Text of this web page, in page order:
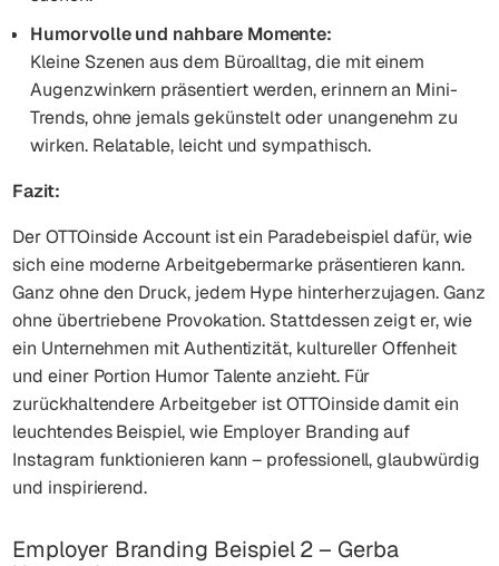
Humorvolle und nahbare Momente:
Kleine Szenen aus dem Büroalltag, die mit einem
Augenzwinkern präsentiert werden, erinnern an Mini-
Trends, ohne jemals gekünstelt oder unangenehm zu
wirken. Relatable, leicht und sympathisch.
Fazit:
Der OTTOinside Account ist ein Paradebeispiel dafür, wie
sich eine moderne Arbeitgebermarke präsentieren kann.
Ganz ohne den Druck, jedem Hype hinterherzujagen. Ganz
ohne übertriebene Provokation. Stattdessen zeigt er, wie
ein Unternehmen mit Authentizität, kultureller Offenheit
und einer Portion Humor Talente anzieht. Für
zurückhaltendere Arbeitgeber ist OTTOinside damit ein
leuchtendes Beispiel, wie Employer Branding auf
Instagram funktionieren kann – professionell, glaubwürdig
und inspirierend.
Employer Branding Beispiel 2 – Gerba